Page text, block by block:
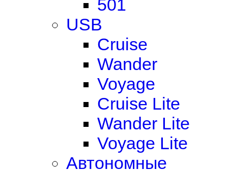
501
USB
Cruise
Wander
Voyage
Cruise Lite
Wander Lite
Voyage Lite
Автономные